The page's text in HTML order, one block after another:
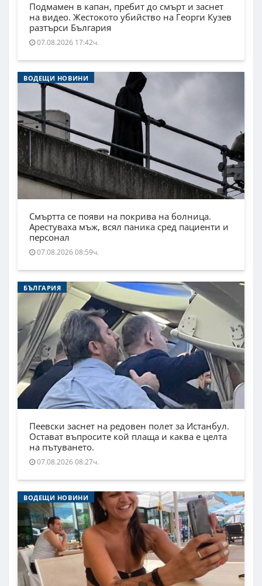
Подмамен в капан, пребит до смърт и заснет
на видео. Жестокото убийство на Георги Кузев
разтърси България
07.08.2026 17:42ч.
ВОДЕЩИ НОВИНИ
Смъртта се появи на покрива на болница.
Арестуваха мъж, всял паника сред пациенти и
персонал
07.08.2026 08:59ч.
БЪЛГАРИЯ
Пеевски заснет на редовен полет за Истанбул.
Остават въпросите кой плаща и каква е целта
на пътуването.
07.08.2026 08:27ч.
ВОДЕЩИ НОВИНИ